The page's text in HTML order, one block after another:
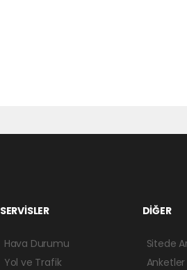
SERVİSLER
Hava Durumu
Yol ve Trafik
DİĞER
Sitede
Anketler